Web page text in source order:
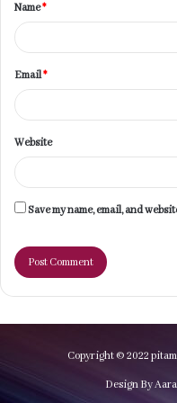
*Name*
Email*
Website
Save my name, email, and
Copyright © 2022
Design By